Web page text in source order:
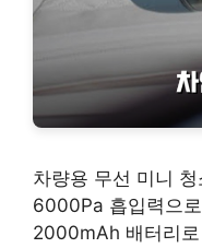
차량용 무선 미니
6000Pa 흡입력으
2000mAh 배터리